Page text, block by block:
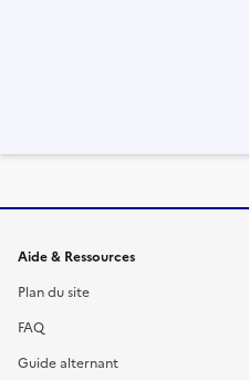
Informations et
Aide & Ressources
Plan du site
FAQ
Guide alternant